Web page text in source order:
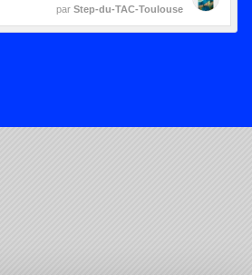
par Step-du-TAC-Toulouse